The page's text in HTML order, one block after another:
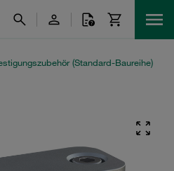
(Standard-Baureihe)